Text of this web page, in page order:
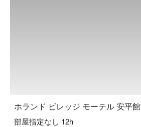
ホランド ビレッジ モーテル 安平館
部屋指定なし 12h